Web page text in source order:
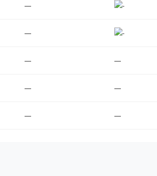
—
—
— —
— —
— —